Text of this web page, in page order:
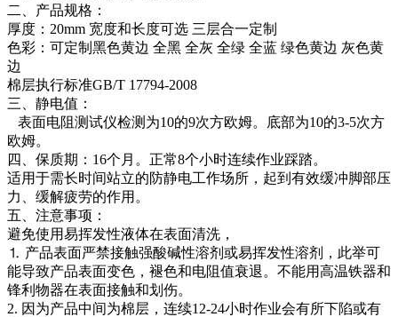
二、产品规格：
厚度：20mm 宽度和长度可选 三层合一定制
色彩：可定制黑色黄边 全黑 全灰 全绿 全蓝 绿色黄边 灰色黄
边
棉层执行标准GB/T 17794-2008
三、静电值：
表面电阻测试仪检测为10的9次方欧姆。底部为10的3-5次方
欧姆。
四、保质期：16个月。正常8个小时连续作业踩踏。
适用于需长时间站立的防静电工作场所，起到有效缓冲脚部压
力、缓解疲劳的作用。
五、注意事项：
避免使用易挥发性液体在表面清洗，
⒈ 产品表面严禁接触强酸碱性溶剂或易挥发性溶剂，此举可
能导致产品表面变色，褪色和电阻值衰退。不能用高温铁器和
锋利物器在表面接触和划伤。
2. 因为产品中间为棉层，连续12-24小时作业会有所下陷或有